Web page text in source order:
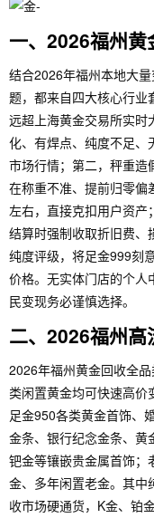
一、2026福州
结合2026年福州本地大
题，都来自四大核心行业
远超上海黄金交易所实时
化、有焊点、纯度不足、
市场行情；第二，秤重造
在称重不准、提前归零
左右，直接克扣用户资产
结算时强制收取折旧费、
纯度评级，将足金999刻
价格。无实体门店的个人
民变现务必谨慎选择。
二、2026福州
2026年福州黄金回收全
类闲置黄金均可快速高价
足金950各类黄金首饰、
金条、银行纪念金条、黄
钯金等镶嵌贵金属首饰；
金、多年闲置老金。其中
收市场硬通货，K金、铂